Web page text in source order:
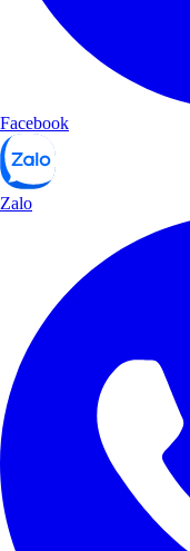
Facebook
Zalo